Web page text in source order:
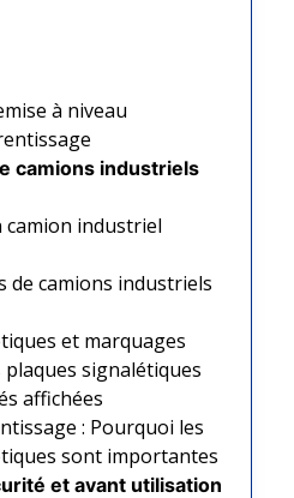
à niveau
camions industriels
camion industriel
de camions industriels
et marquages
signalétiques
affichées
: Pourquoi les
sont importantes
et avant utilisation